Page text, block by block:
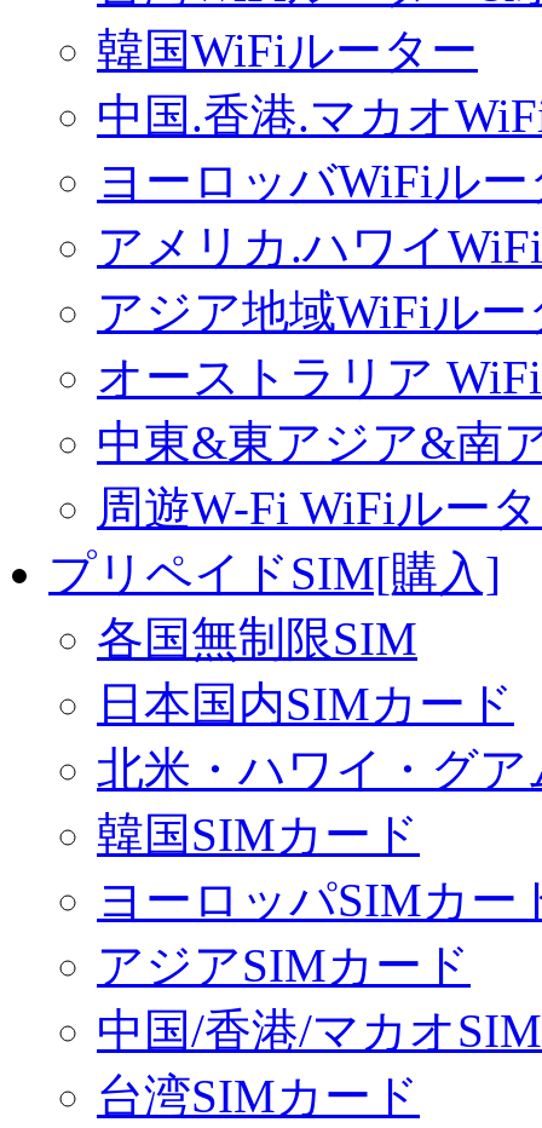
韓国WiFiルーター
中国.香港.マカオ
ヨーロッバWiFiルー
アメリカ.ハワイ
アジア地域WiFiルー
オーストラリア
中東&東アジア&南
周遊W-Fi WiFiルー
プリペイドSIM[購入]
各国無制限SIM
日本国内SIMカード
北米・ハワイ・グ
韓国SIMカード
ヨーロッパSIMカー
アジアSIMカード
中国/香港/マカオ
台湾SIMカード